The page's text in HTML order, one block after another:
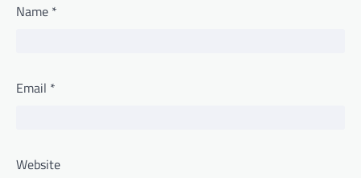
Name *
Email *
Website